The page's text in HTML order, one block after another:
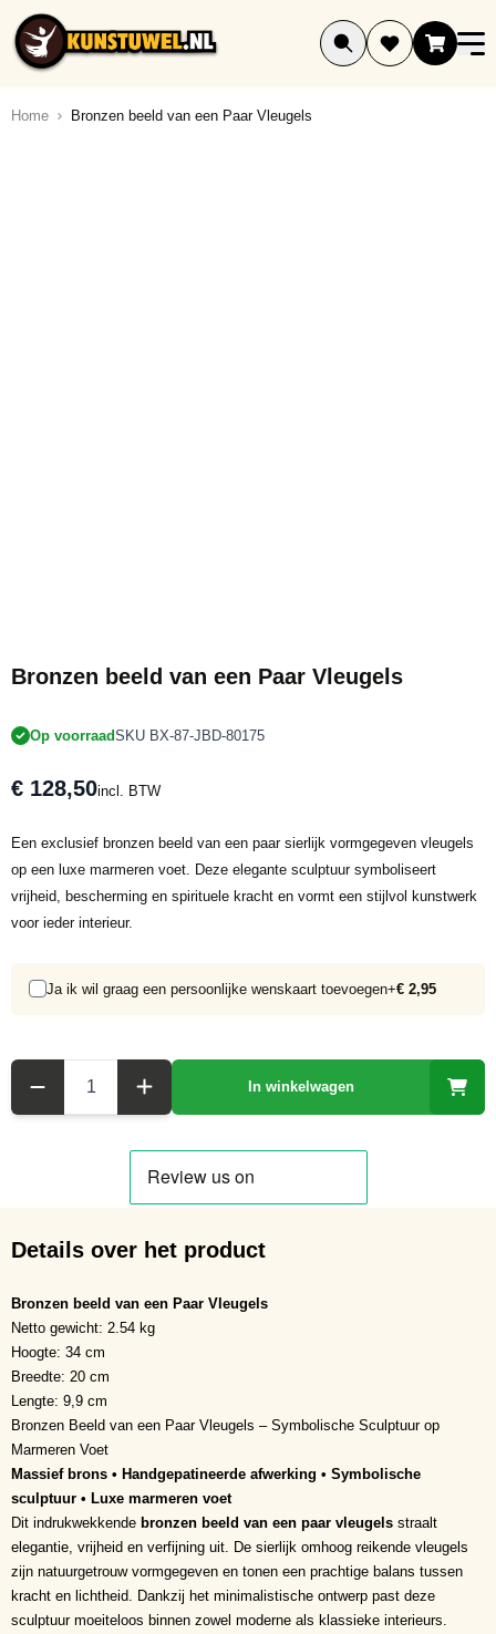
Ga naar de inhoud
Home Bronzen beeld van een Paar Vleugels
Bronzen beeld van een Paar Vleugels
Op voorraadSKU BX-87-JBD-80175
€ 128,50incl. BTW
Een exclusief bronzen beeld van een paar sierlijk vormgegeven vleugels
op een luxe marmeren voet. Deze elegante sculptuur symboliseert
vrijheid, bescherming en spirituele kracht en vormt een stijlvol kunstwerk
voor ieder interieur.
Ja ik wil graag een persoonlijke wenskaart toevoegen+€ 2,95
In winkelwagen
Details over het product
Bronzen beeld van een Paar Vleugels
Netto gewicht: 2.54 kg
Hoogte: 34 cm
Breedte: 20 cm
Lengte: 9,9 cm
Bronzen Beeld van een Paar Vleugels – Symbolische Sculptuur op
Marmeren Voet
Massief brons • Handgepatineerde afwerking • Symbolische
sculptuur • Luxe marmeren voet
Dit indrukwekkende bronzen beeld van een paar vleugels straalt
elegantie, vrijheid en verfijning uit. De sierlijk omhoog reikende vleugels
zijn natuurgetrouw vormgegeven en tonen een prachtige balans tussen
kracht en lichtheid. Dankzij het minimalistische ontwerp past deze
sculptuur moeiteloos binnen zowel moderne als klassieke interieurs.